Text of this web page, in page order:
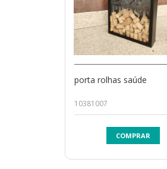
porta rolhas saúde
10381007
COMPRAR